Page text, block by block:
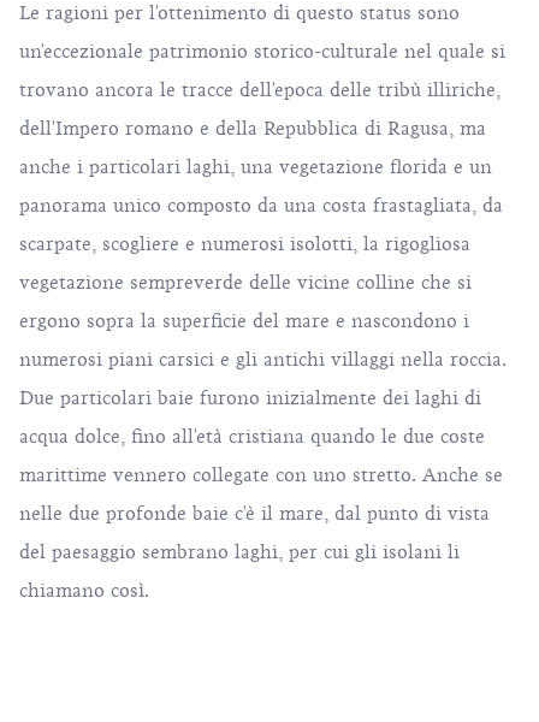
Le ragioni per l'ottenimento di questo status sono
un'eccezionale patrimonio storico-culturale nel quale si
trovano ancora le tracce dell'epoca delle tribù illiriche,
dell'Impero romano e della Repubblica di Ragusa, ma
anche i particolari laghi, una vegetazione florida e un
panorama unico composto da una costa frastagliata, da
scarpate, scogliere e numerosi isolotti, la rigogliosa
vegetazione sempreverde delle vicine colline che si
ergono sopra la superficie del mare e nascondono i
numerosi piani carsici e gli antichi villaggi nella roccia.
Due particolari baie furono inizialmente dei laghi di
acqua dolce, fino all'età cristiana quando le due coste
marittime vennero collegate con uno stretto. Anche se
nelle due profonde baie c'è il mare, dal punto di vista
del paesaggio sembrano laghi, per cui gli isolani li
chiamano così.